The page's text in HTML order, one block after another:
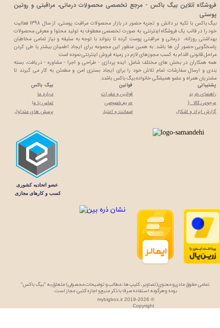
پشتیبانی
راهنمای خرید
مرجوعی کالا :(
گزارش ایراد و اشکال
قوانین
قوانین و مقررات
حریم خصوصی
ضمانت و اعتبار
تمامی حقوق مادی و معنوی (تصاویر، کلیپ ها، مطالب و توضیحات محصولی) متعلق به "بیگ باکس"
بوده و هرگونه استفاده صرفا با ذکر منبع و اجازه کتبی مجاز است.
بیگ باکس
درباره ما
تماس با ما
پرسش های متداول
فروشگاه آنلاین بیگ باکس - مرجع تخصصی محصولات درمانی، مراقبتی و روتین
پوستی
بیگ باکس با تکیه بر دانش و تجربه حضور در بازار محصولات مراقبت پوستی، از سال 1398 فعالیت
خود را در قالب یک فروشگاه اینترنتی، به صورت تخصصی معطوف به تولید محتوا و معرفی محصولات
بهداشتی روزانه، درمانی و مراقبتی پوست کرده تا بتواند با توجه به سلیقه و نیاز تمامی مخاطبان
پاسخگویی حضور آن ها باشد. به همین منظور این مجموعه برای ایجاد اطمینان بیشتر با طی کردن
مراحل قانونی اقدام به کسب مجوزهای لازم در زمینه فروش اینترنتی نموده است.
همه همکاران در بخش های مختلف شامل: ایده پردازی - طراحی و اجرا - مشاوره - دریافت، بسته
بندی و ارسال سفارشات تمام تلاش خود را برای ایجاد بستری امن و مطمئن به کار می گیرند تا
مشتریان همراه و عضو همیشگی خانواده بیگ باکس باشند.
mybigbox.ir 2019-2026 ©
Copyright